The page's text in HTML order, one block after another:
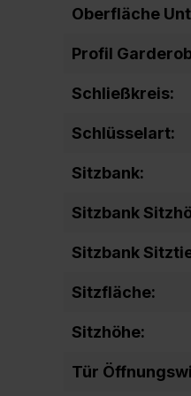
Oberfläche
Profil
Schließkreis:
Schlüsselart:
Sitzbank:
Sitzbank
Sitzbank
Sitzfläche:
Sitzhöhe:
Tür